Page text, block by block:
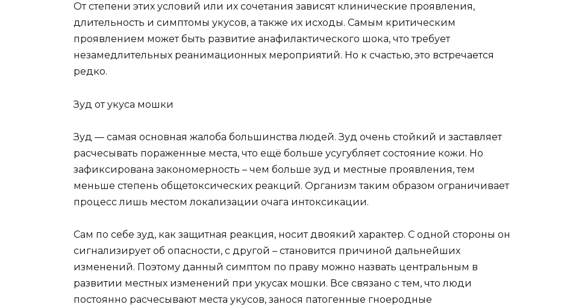
От степени этих условий или их сочетания зависят клинические проявления,
длительность и симптомы укусов, а также их исходы. Самым критическим
проявлением может быть развитие анафилактического шока, что требует
незамедлительных реанимационных мероприятий. Но к счастью, это встречается
редко.
Зуд от укуса мошки
Зуд — самая основная жалоба большинства людей. Зуд очень стойкий и заставляет
расчесывать пораженные места, что ещё больше усугубляет состояние кожи. Но
зафиксирована закономерность – чем больше зуд и местные проявления, тем
меньше степень общетоксических реакций. Организм таким образом ограничивает
процесс лишь местом локализации очага интоксикации.
Сам по себе зуд, как защитная реакция, носит двоякий характер. С одной стороны он
сигнализирует об опасности, с другой – становится причиной дальнейших
изменений. Поэтому данный симптом по праву можно назвать центральным в
развитии местных изменений при укусах мошки. Все связано с тем, что люди
постоянно расчесывают места укусов, занося патогенные гноеродные